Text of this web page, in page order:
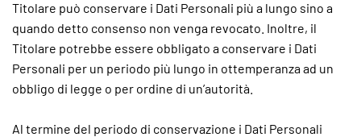
Titolare può conservare i Dati Personali più a lungo sino a
quando detto consenso non venga revocato. Inoltre, il
Titolare potrebbe essere obbligato a conservare i Dati
Personali per un periodo più lungo in ottemperanza ad un
obbligo di legge o per ordine di un’autorità.
Al termine del periodo di conservazione i Dati Personali